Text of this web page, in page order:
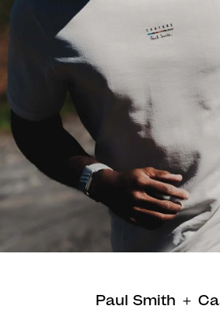
Paul Smith ＋